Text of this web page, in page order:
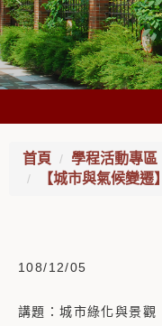
首頁 學程活動專區
【城市與氣候變遷】
108/12/05
講題：城市綠化與景觀